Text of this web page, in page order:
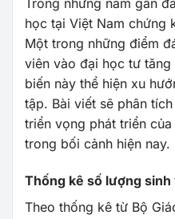
học tại Việt Nam chứng
Một trong những điểm
viên vào đại học tư
biến này thể hiện xu
tập. Bài viết sẽ phân
triển vọng phát triển
trong bối cảnh hiện nay.
Thống kê số lượng
Theo thống kê từ Bộ